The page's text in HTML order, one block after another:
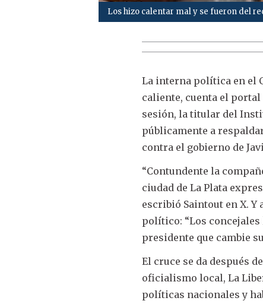
Los hizo calentar mal y se fueron del
La interna política en el
caliente, cuenta el portal
sesión, la titular del
públicamente a
contra el gobierno de
“Contundente la
ciudad de La Plata
escribió Saintout en X.
político: “Los
presidente que cambie
El cruce se da después
oficialismo local, La
políticas nacionales y